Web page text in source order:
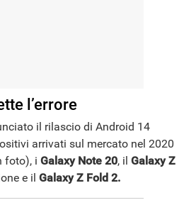
l’errore
il rilascio di Android 14
arrivati sul mercato nel 2020
foto), i Galaxy Note 20, il Galaxy Z
e il Galaxy Z Fold 2.